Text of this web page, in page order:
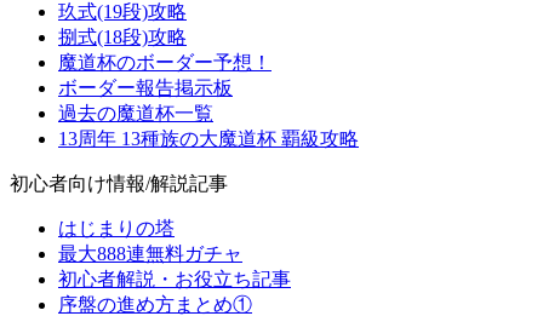
玖式(19段)攻略
捌式(18段)攻略
魔道杯のボーダー予想！
ボーダー報告掲示板
過去の魔道杯一覧
13周年 13種族の大魔道杯 覇級攻略
初心者向け情報/解説記事
はじまりの塔
最大888連無料ガチャ
初心者解説・お役立ち記事
序盤の進め方まとめ①